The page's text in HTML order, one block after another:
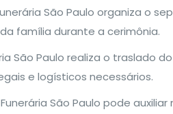
São Paulo organiza o
família durante a cerimônia.
São Paulo realiza o traslado
e logísticos necessários.
Funerária São Paulo pode